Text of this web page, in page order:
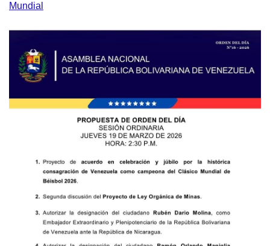
Mundial